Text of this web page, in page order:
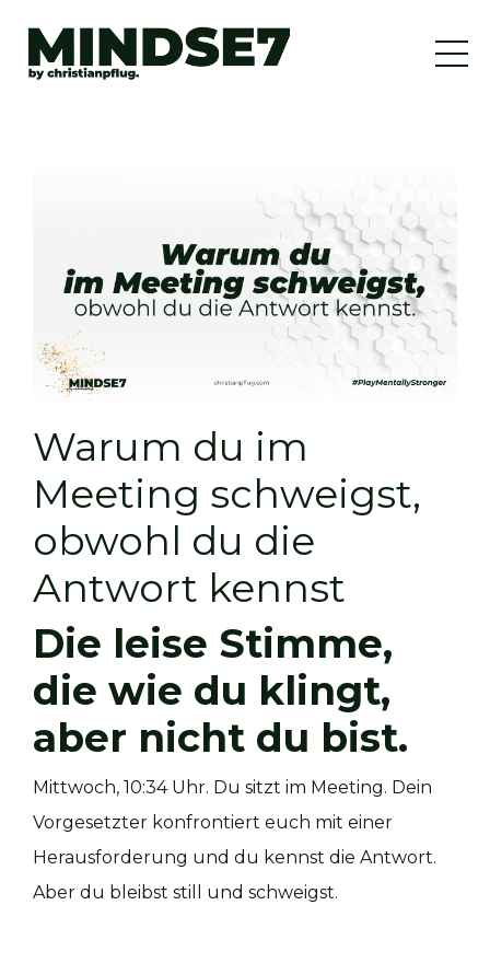
Warum du im
Meeting schweigst,
obwohl du die
Antwort kennst
Die leise Stimme,
die wie du klingt,
aber nicht du bist.
Mittwoch, 10:34 Uhr. Du sitzt im Meeting. Dein
Vorgesetzter konfrontiert euch mit einer
Herausforderung und du kennst die Antwort.
Aber du bleibst still und schweigst.